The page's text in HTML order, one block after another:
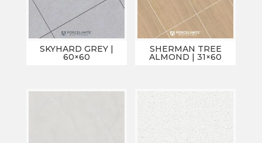
SKYHARD GREY |
60×60
SHERMAN TREE
ALMOND | 31×60